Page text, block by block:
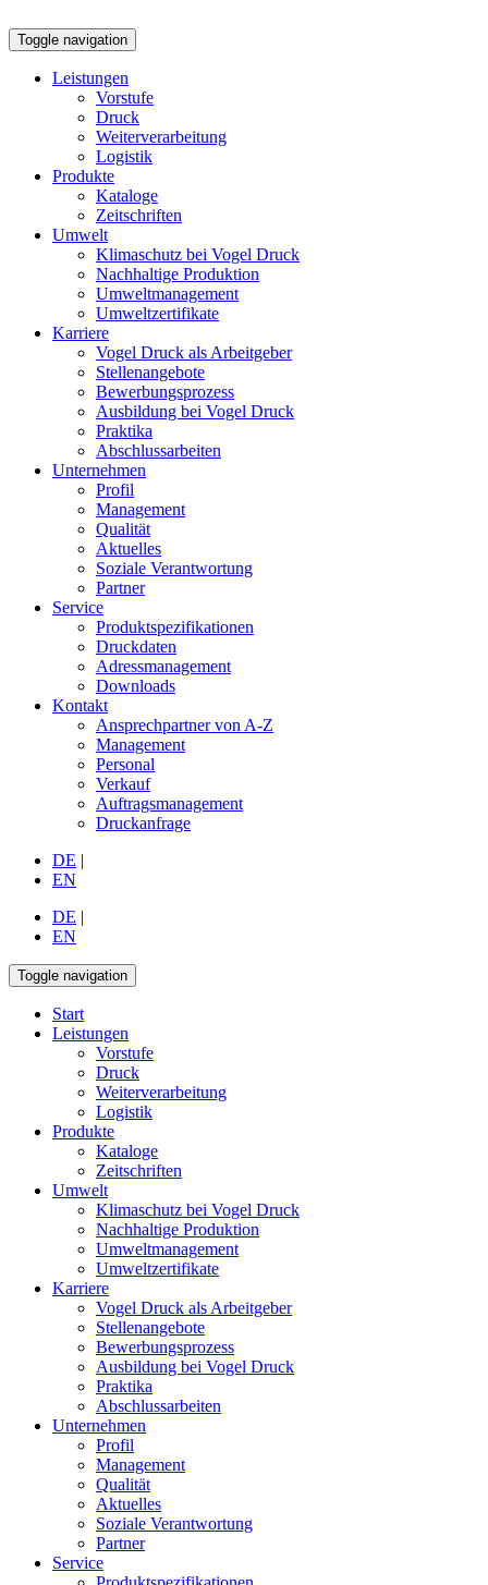
Toggle navigation
Leistungen
Vorstufe
Druck
Weiterverarbeitung
Logistik
Produkte
Kataloge
Zeitschriften
Umwelt
Klimaschutz bei Vogel Druck
Nachhaltige Produktion
Umweltmanagement
Umweltzertifikate
Karriere
Vogel Druck als Arbeitgeber
Stellenangebote
Bewerbungsprozess
Ausbildung bei Vogel Druck
Praktika
Abschlussarbeiten
Unternehmen
Profil
Management
Qualität
Aktuelles
Soziale Verantwortung
Partner
Service
Produktspezifikationen
Druckdaten
Adressmanagement
Downloads
Kontakt
Ansprechpartner von A-Z
Management
Personal
Verkauf
Auftragsmanagement
Druckanfrage
DE |
EN
DE |
EN
Toggle navigation
Start
Leistungen
Vorstufe
Druck
Weiterverarbeitung
Logistik
Produkte
Kataloge
Zeitschriften
Umwelt
Klimaschutz bei Vogel Druck
Nachhaltige Produktion
Umweltmanagement
Umweltzertifikate
Karriere
Vogel Druck als Arbeitgeber
Stellenangebote
Bewerbungsprozess
Ausbildung bei Vogel Druck
Praktika
Abschlussarbeiten
Unternehmen
Profil
Management
Qualität
Aktuelles
Soziale Verantwortung
Partner
Service